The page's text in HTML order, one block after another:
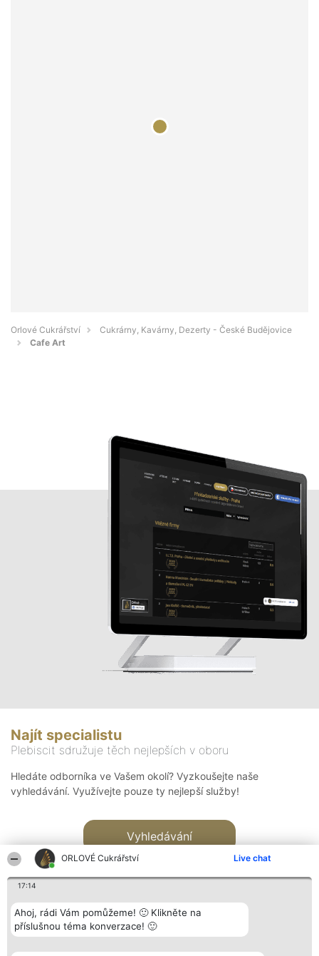
ORLOVÉ Cukrářství Live chat
17:14
Ahoj, rádi Vám pomůžeme! 🙂 Klikněte na
příslušnou téma konverzace! 🙂
Orlové Cukrářství
Cukrárny, Kavárny, Dezerty - České Budějovice
Cafe Art
Najít specialistu
Plebiscit sdružuje těch nejlepších v oboru
Hledáte odborníka ve Vašem okolí? Vyzkoušejte naše
vyhledávání. Využívejte pouze ty nejlepší služby!
Vyhledávání
Bright Side Solutions sp. z o. Vítězové Kontakt